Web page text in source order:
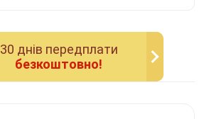
30 днiв передплати
безкоштовно!